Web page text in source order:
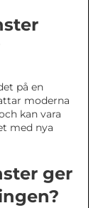
på en
moderna
kan vara
med nya
ger